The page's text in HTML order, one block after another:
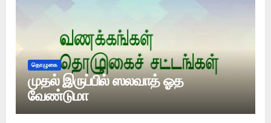
தொழுகை
முதல் இருப்பில் ஸலவாத் ஓத
வேண்டுமா